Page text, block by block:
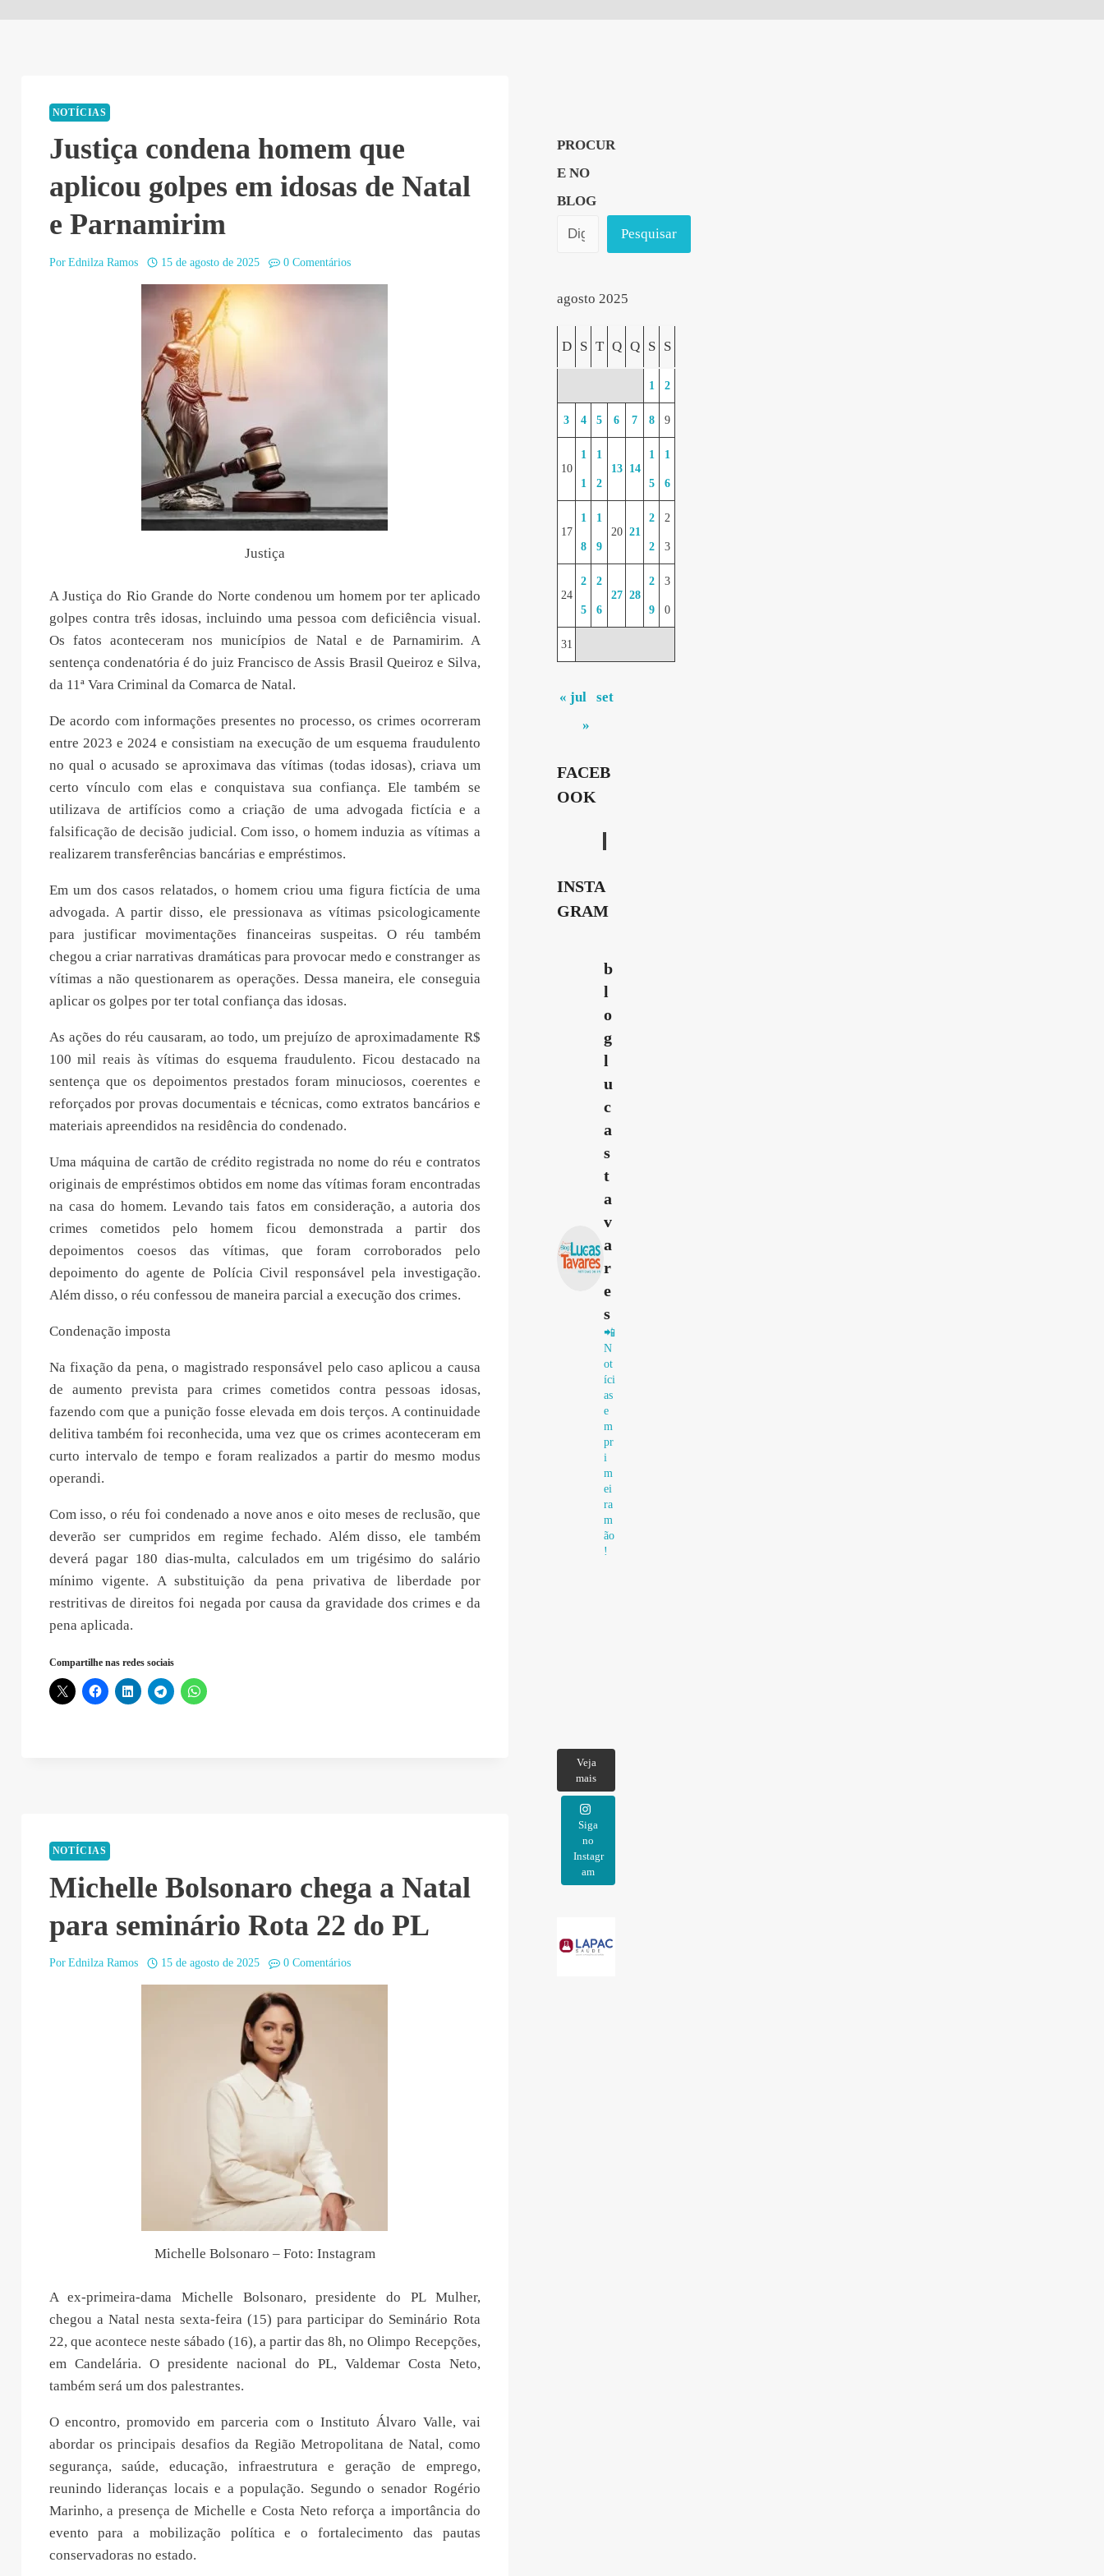
NOTÍCIAS
Justiça condena homem que
aplicou golpes em idosas de Natal
e Parnamirim
Por Ednilza Ramos 15 de agosto de 2025 0 Comentários
Justiça
A Justiça do Rio Grande do Norte condenou um homem por ter aplicado
golpes contra três idosas, incluindo uma pessoa com deficiência visual.
Os fatos aconteceram nos municípios de Natal e de Parnamirim. A
sentença condenatória é do juiz Francisco de Assis Brasil Queiroz e Silva,
da 11ª Vara Criminal da Comarca de Natal.
De acordo com informações presentes no processo, os crimes ocorreram
entre 2023 e 2024 e consistiam na execução de um esquema fraudulento
no qual o acusado se aproximava das vítimas (todas idosas), criava um
certo vínculo com elas e conquistava sua confiança. Ele também se
utilizava de artifícios como a criação de uma advogada fictícia e a
falsificação de decisão judicial. Com isso, o homem induzia as vítimas a
realizarem transferências bancárias e empréstimos.
Em um dos casos relatados, o homem criou uma figura fictícia de uma
advogada. A partir disso, ele pressionava as vítimas psicologicamente
para justificar movimentações financeiras suspeitas. O réu também
chegou a criar narrativas dramáticas para provocar medo e constranger as
vítimas a não questionarem as operações. Dessa maneira, ele conseguia
aplicar os golpes por ter total confiança das idosas.
As ações do réu causaram, ao todo, um prejuízo de aproximadamente R$
100 mil reais às vítimas do esquema fraudulento. Ficou destacado na
sentença que os depoimentos prestados foram minuciosos, coerentes e
reforçados por provas documentais e técnicas, como extratos bancários e
materiais apreendidos na residência do condenado.
Uma máquina de cartão de crédito registrada no nome do réu e contratos
originais de empréstimos obtidos em nome das vítimas foram encontradas
na casa do homem. Levando tais fatos em consideração, a autoria dos
crimes cometidos pelo homem ficou demonstrada a partir dos
depoimentos coesos das vítimas, que foram corroborados pelo
depoimento do agente de Polícia Civil responsável pela investigação.
Além disso, o réu confessou de maneira parcial a execução dos crimes.
Condenação imposta
Na fixação da pena, o magistrado responsável pelo caso aplicou a causa
de aumento prevista para crimes cometidos contra pessoas idosas,
fazendo com que a punição fosse elevada em dois terços. A continuidade
delitiva também foi reconhecida, uma vez que os crimes aconteceram em
curto intervalo de tempo e foram realizados a partir do mesmo modus
operandi.
Com isso, o réu foi condenado a nove anos e oito meses de reclusão, que
deverão ser cumpridos em regime fechado. Além disso, ele também
deverá pagar 180 dias-multa, calculados em um trigésimo do salário
mínimo vigente. A substituição da pena privativa de liberdade por
restritivas de direitos foi negada por causa da gravidade dos crimes e da
pena aplicada.
Compartilhe nas redes sociais
NOTÍCIAS
Michelle Bolsonaro chega a Natal
para seminário Rota 22 do PL
Por Ednilza Ramos 15 de agosto de 2025 0 Comentários
Michelle Bolsonaro – Foto: Instagram
A ex-primeira-dama Michelle Bolsonaro, presidente do PL Mulher,
chegou a Natal nesta sexta-feira (15) para participar do Seminário Rota
22, que acontece neste sábado (16), a partir das 8h, no Olimpo Recepções,
em Candelária. O presidente nacional do PL, Valdemar Costa Neto,
também será um dos palestrantes.
O encontro, promovido em parceria com o Instituto Álvaro Valle, vai
abordar os principais desafios da Região Metropolitana de Natal, como
segurança, saúde, educação, infraestrutura e geração de emprego,
reunindo lideranças locais e a população. Segundo o senador Rogério
Marinho, a presença de Michelle e Costa Neto reforça a importância do
evento para a mobilização política e o fortalecimento das pautas
conservadoras no estado.
PROCUR
E NO
BLOG
Pesquisar
agosto 2025
D S T Q Q S S
1 2
3 4 5 6 7 8 9
10
1
1
1
2
13 14
1
5
1
6
17
1
8
1
9
20 21
2
2
2
3
24
2
5
2
6
27 28
2
9
3
0
31
« jul
set
»
FACEB
OOK
INSTA
GRAM
b
l
o
g
l
u
c
a
s
t
a
v
a
r
e
s
📲
N
ot
íci
as
e
m
pr
i
m
ei
ra
m
ão
!
Veja
mais
Siga
no
Instagr
am